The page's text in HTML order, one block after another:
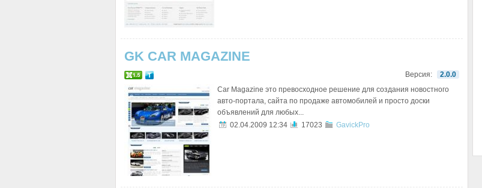
GK CAR MAGAZINE
Версия:
2.0.0
Car Magazine это превосходное решение для создания новостного
авто-портала, сайта по продаже автомобилей и просто доски
объявлений для любых...
02.04.2009 12:34
17023 GavickPro